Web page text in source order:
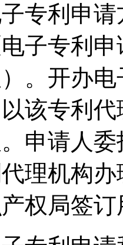
子专利申
子专利
。开办
该专利
申请人
理机构
权局签